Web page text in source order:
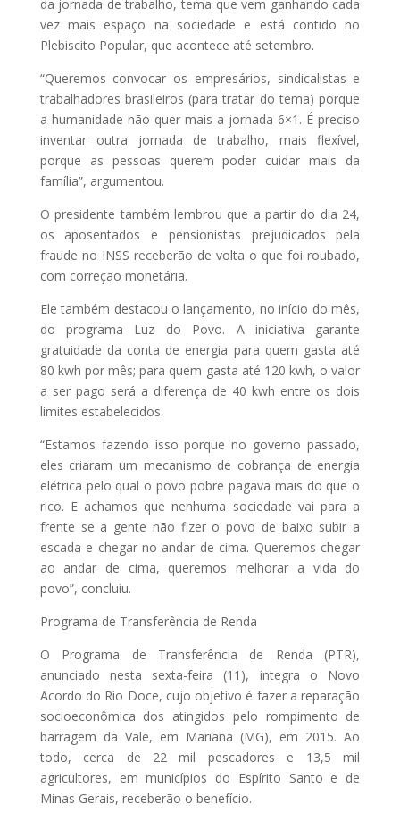
da jornada de trabalho, tema que vem ganhando cada
vez mais espaço na sociedade e está contido no
Plebiscito Popular, que acontece até setembro.
“Queremos convocar os empresários, sindicalistas e
trabalhadores brasileiros (para tratar do tema) porque
a humanidade não quer mais a jornada 6×1. É preciso
inventar outra jornada de trabalho, mais flexível,
porque as pessoas querem poder cuidar mais da
família”, argumentou.
O presidente também lembrou que a partir do dia 24,
os aposentados e pensionistas prejudicados pela
fraude no INSS receberão de volta o que foi roubado,
com correção monetária.
Ele também destacou o lançamento, no início do mês,
do programa Luz do Povo. A iniciativa garante
gratuidade da conta de energia para quem gasta até
80 kwh por mês; para quem gasta até 120 kwh, o valor
a ser pago será a diferença de 40 kwh entre os dois
limites estabelecidos.
“Estamos fazendo isso porque no governo passado,
eles criaram um mecanismo de cobrança de energia
elétrica pelo qual o povo pobre pagava mais do que o
rico. E achamos que nenhuma sociedade vai para a
frente se a gente não fizer o povo de baixo subir a
escada e chegar no andar de cima. Queremos chegar
ao andar de cima, queremos melhorar a vida do
povo”, concluiu.
Programa de Transferência de Renda
O Programa de Transferência de Renda (PTR),
anunciado nesta sexta-feira (11), integra o Novo
Acordo do Rio Doce, cujo objetivo é fazer a reparação
socioeconômica dos atingidos pelo rompimento de
barragem da Vale, em Mariana (MG), em 2015. Ao
todo, cerca de 22 mil pescadores e 13,5 mil
agricultores, em municípios do Espírito Santo e de
Minas Gerais, receberão o benefício.